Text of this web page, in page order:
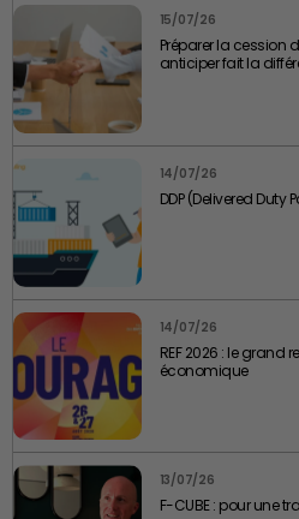
15/07/26
Préparer la cession
anticiper fait la
14/07/26
DDP (Delivered Duty
14/07/26
REF 2026 : le grand
économique
13/07/26
F-CUBE : pour une